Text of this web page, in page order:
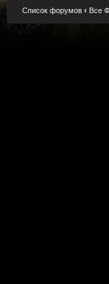
Список форумов ‹ Все